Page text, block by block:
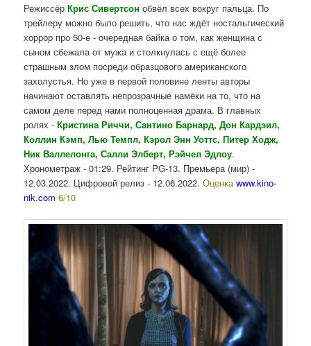
РежиссёрКрис Сивертсон обвёл всех вокруг пальца. По
трейлеру можно было решить, что нас ждёт ностальгический
хоррор про 50-е - очередная байка о том, как женщина с
сыном сбежала от мужа и столкнулась с ещё более
страшным злом посреди образцового американского
захолустья. Но уже в первой половине ленты авторы
начинают оставлять непрозрачные намёки на то, что на
самом деле перед нами полноценная драма. В главных
ролях -Кристина Риччи, Сантино Барнард, Дон Кардэил,
Коллин Кэмп, Лью Темпл, Кэрол Энн Уоттс, Питер Ходж,
Ник Валлелонга, Салли Элберт, Рэйчел Эдлоу.
Хронометраж - 01:29. Рейтинг PG-13. Премьера (мир) -
12.03.2022. Цифровой релиз - 12.06.2022.Оценкаwww.kino-
nik.com 6/10